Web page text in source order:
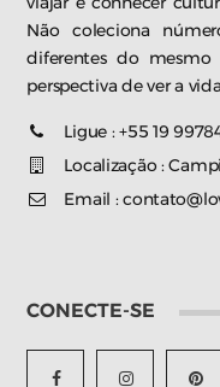
Não coleciona
diferentes do mesmo
perspectiva de ver a
Ligue : +55 19
Localização :
Email :
CONECTE-SE